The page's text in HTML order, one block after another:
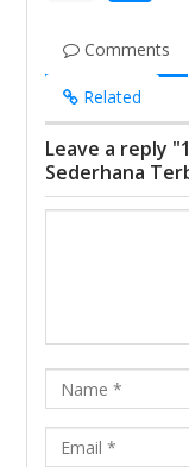
Comments
Related
Leave a reply
Sederhana
Name
Email